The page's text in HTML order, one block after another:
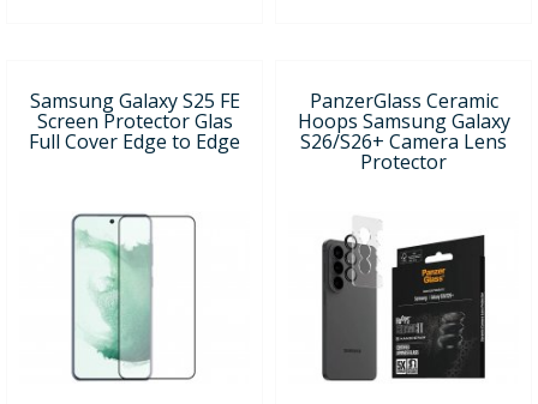
Samsung Galaxy S25 FE
Screen Protector Glas
Full Cover Edge to Edge
PanzerGlass Ceramic
Hoops Samsung Galaxy
S26/S26+ Camera Lens
Protector